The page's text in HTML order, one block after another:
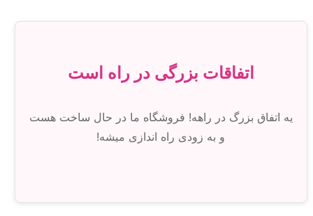
اتفاقات بزرگی در راه است
یه اتفاق بزرگ در راهه! فروشگاه ما در حال ساخت هست
و به زودی راه اندازی میشه!